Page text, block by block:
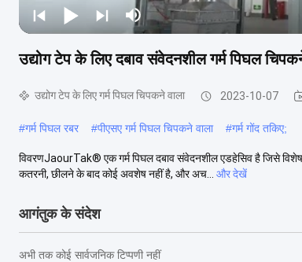
उद्योग टेप के लिए दबाव संवेदनशील गर्म पिघल
उद्योग टेप के लिए गर्म पिघल चिपकने वाला 2023-10-07
#गर्म पिघल रबर #पीएसए गर्म पिघल चिपकने वाला #गर्म गोंद तकिए;
विवरणJaourTak® एक गर्म पिघल दबाव संवेदनशील एडहेसिव है जिसे
कतरनी, छीलने के बाद कोई अवशेष नहीं है, और अच...
और देखें
आगंतुक के संदेश
अभी तक कोई सार्वजनिक टिप्पणी नहीं